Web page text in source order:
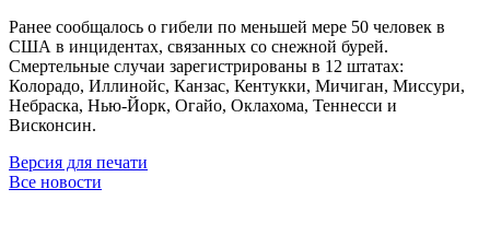
Ранее сообщалось о гибели по меньшей мере 50 человек в
США в инцидентах, связанных со снежной бурей.
Смертельные случаи зарегистрированы в 12 штатах:
Колорадо, Иллинойс, Канзас, Кентукки, Мичиган, Миссури,
Небраска, Нью-Йорк, Огайо, Оклахома, Теннесси и
Висконсин.
Версия для печати
Все новости